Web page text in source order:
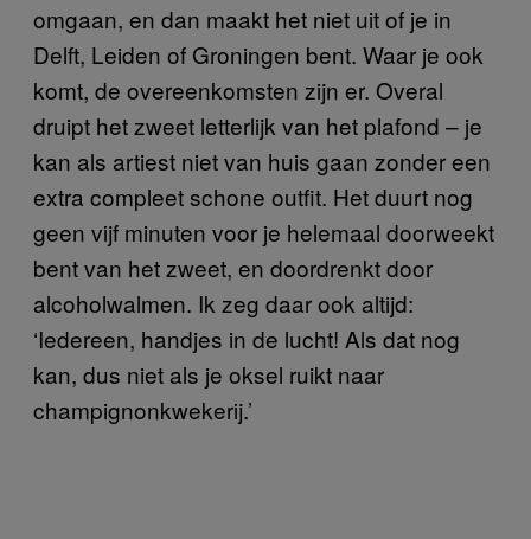
omgaan, en dan maakt het niet uit of je in
Delft, Leiden of Groningen bent. Waar je ook
komt, de overeenkomsten zijn er. Overal
druipt het zweet letterlijk van het plafond – je
kan als artiest niet van huis gaan zonder een
extra compleet schone outfit. Het duurt nog
geen vijf minuten voor je helemaal doorweekt
bent van het zweet, en doordrenkt door
alcoholwalmen. Ik zeg daar ook altijd:
‘Iedereen, handjes in de lucht! Als dat nog
kan, dus niet als je oksel ruikt naar
champignonkwekerij.’